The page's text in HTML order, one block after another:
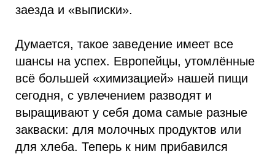
заезда и «выписки».
Думается, такое заведение имеет все
шансы на успех. Европейцы, утомлённые
всё большей «химизацией» нашей пищи
сегодня, с увлечением разводят и
выращивают у себя дома самые разные
закваски: для молочных продуктов или
для хлеба. Теперь к ним прибавился